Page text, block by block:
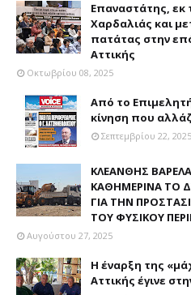
Επαναστάτης,
Χαρδαλιάς και
πατάτας στην
Αττικής
Οκτωβρίου 08, 2025
Από το
κίνηση που
Σεπτεμβρίου 22, 2025
ΚΛΕΑΝΘΗΣ
ΚΑΘΗΜΕΡΙΝΑ ΤΟ
ΓΙΑ ΤΗΝ
ΤΟΥ ΦΥΣΙΚΟΥ
Αυγούστου 27, 2025
Η έναρξη της
Αττικής έγινε